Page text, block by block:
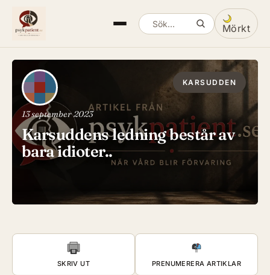
Sök artiklar Mörkt
Växla
KARSUDDEN
13 september 2023
Karsuddens ledning består av
bara idioter..
SKRIV UT PRENUMERERA ARTIKLAR